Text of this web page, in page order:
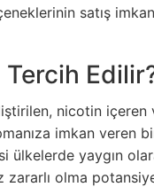
satış
nicotin içeren
imkan veren
yaygın
zararlı olma